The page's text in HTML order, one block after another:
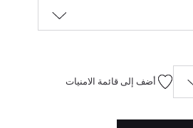
أضف إلى قائمة الامنيات